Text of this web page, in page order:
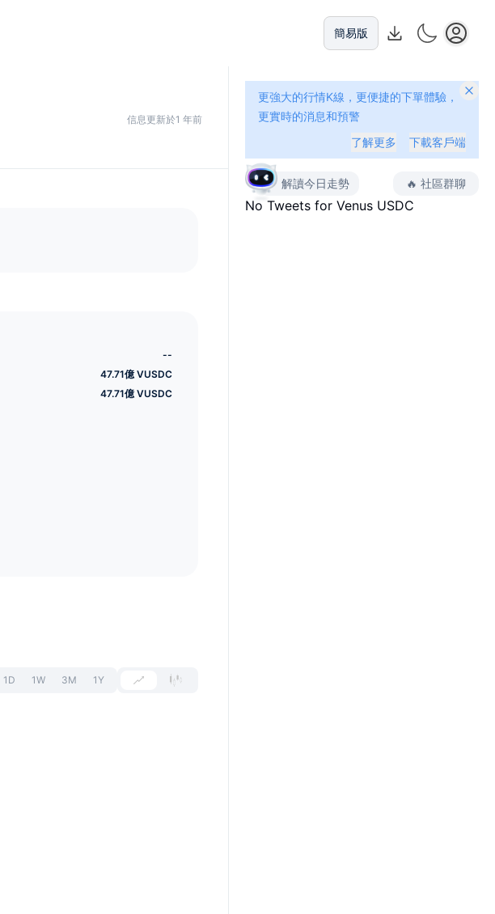
簡易版
信息更新於1 年前
--
47.71億 VUSDC
47.71億 VUSDC
1D 1W 3M 1Y
更強大的行情K線，更便捷的下單體驗，
更實時的消息和預警
了解更多
下載客戶端
解讀今日走勢 🔥 社區群聊
No Tweets for Venus USDC